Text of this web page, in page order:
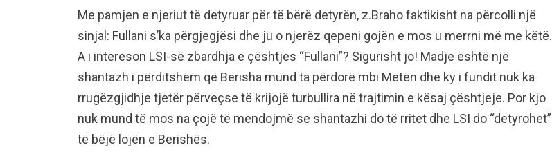
Me pamjen e njeriut të detyruar për të bërë detyrën, z.Braho faktikisht na përcolli një
sinjal: Fullani s’ka përgjegjësi dhe ju o njerëz qepeni gojën e mos u merrni më me këtë.
A i intereson LSI-së zbardhja e çështjes “Fullani”? Sigurisht jo! Madje është një
shantazh i përditshëm që Berisha mund ta përdorë mbi Metën dhe ky i fundit nuk ka
rrugëzgjidhje tjetër përveçse të krijojë turbullira në trajtimin e kësaj çështjeje. Por kjo
nuk mund të mos na çojë të mendojmë se shantazhi do të rritet dhe LSI do “detyrohet”
të bëjë lojën e Berishës.